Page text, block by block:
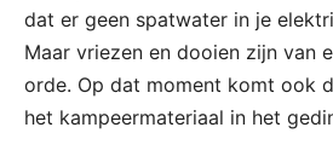
dat er geen spatwater in je
Maar vriezen en dooien zijn van
orde. Op dat moment komt ook
het kampeermateriaal in het